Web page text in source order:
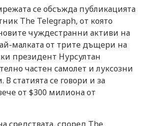
се обсъжда публикацията
The Telegraph, от която
чуждестранни активи на
малката от трите дъщери на
президент Нурсултан
частен самолет и луксозни
статията се говори и за
от $300 милиона от